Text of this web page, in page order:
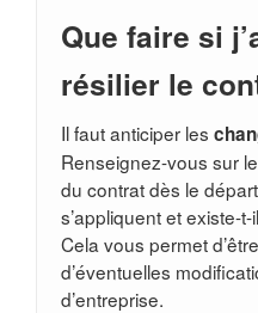
Que faire si
résilier le
Il faut anticiper les
Renseignez-vous sur
du contrat dès le
s’appliquent et existe-
Cela vous permet
d’éventuelles
d’entreprise.